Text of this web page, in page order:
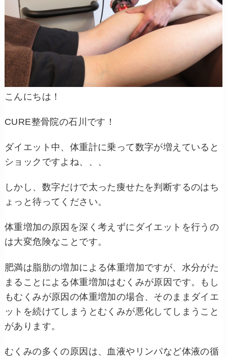
こんにちは！
CURE整骨院の石川です！
ダイエット中、体重計に乗って数字が増えていると
ショックですよね、、、
しかし、数字だけで太った痩せたを判断するのはち
ょっと待ってください。
体重増加の原因を深く考えずにダイエットを行うの
は大変危険なことです。
肥満は脂肪の増加による体重増加ですが、水分がた
まることによる体重増加はむくみが原因です。
もし
もむくみが原因の体重増加の場合、そのままダイエ
ットを続けてしまうとむくみが悪化してしまうこと
があります。
むくみの多くの原因は、血液やリンパなど体液の循